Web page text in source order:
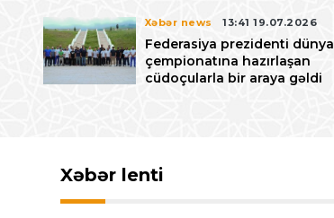
Xəbər news 13:41 19.07.2026
Federasiya prezidenti dünya
çempionatına hazırlaşan
cüdoçularla bir araya gəldi
Xəbər lenti